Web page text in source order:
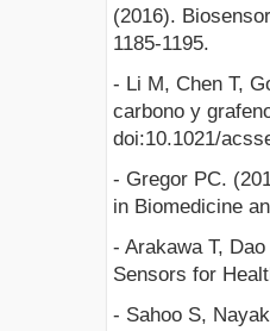
(2016).
1185-1195.
- Li M, Chen T,
carbono y
doi:10.1021/
- Gregor PC.
in Biomedicine
- Arakawa T,
Sensors for
- Sahoo S,